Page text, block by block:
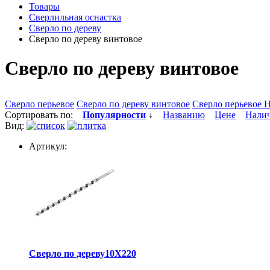
Товары
Сверлильная оснастка
Сверло по дереву
Сверло по дереву винтовое
Сверло по дереву винтовое
Сверло перьевое Сверло по дереву винтовое Сверло перьевое
Сортировать по: Популярности ↓ Названию Цене
Вид:
Артикул:
Сверло по дереву10X220